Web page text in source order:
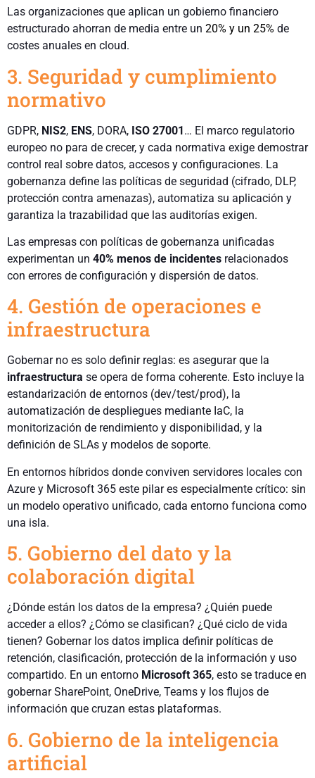
Las organizaciones que aplican un gobierno financiero
estructurado ahorran de media entre un 20% y un 25% de
costes anuales en cloud.
3. Seguridad y cumplimiento
normativo
GDPR, NIS2, ENS, DORA, ISO 27001… El marco regulatorio
europeo no para de crecer, y cada normativa exige demostrar
control real sobre datos, accesos y configuraciones. La
gobernanza define las políticas de seguridad (cifrado, DLP,
protección contra amenazas), automatiza su aplicación y
garantiza la trazabilidad que las auditorías exigen.
Las empresas con políticas de gobernanza unificadas
experimentan un 40% menos de incidentes relacionados
con errores de configuración y dispersión de datos.
4. Gestión de operaciones e
infraestructura
Gobernar no es solo definir reglas: es asegurar que la
infraestructura se opera de forma coherente. Esto incluye la
estandarización de entornos (dev/test/prod), la
automatización de despliegues mediante IaC, la
monitorización de rendimiento y disponibilidad, y la
definición de SLAs y modelos de soporte.
En entornos híbridos donde conviven servidores locales con
Azure y Microsoft 365 este pilar es especialmente crítico: sin
un modelo operativo unificado, cada entorno funciona como
una isla.
5. Gobierno del dato y la
colaboración digital
¿Dónde están los datos de la empresa? ¿Quién puede
acceder a ellos? ¿Cómo se clasifican? ¿Qué ciclo de vida
tienen? Gobernar los datos implica definir políticas de
retención, clasificación, protección de la información y uso
compartido. En un entorno Microsoft 365, esto se traduce en
gobernar SharePoint, OneDrive, Teams y los flujos de
información que cruzan estas plataformas.
6. Gobierno de la inteligencia
artificial